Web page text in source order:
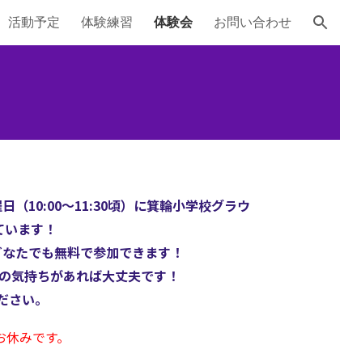
活動予定 体験練習 体験会 お問い合わせ
（10:00～11:30頃）に箕輪小学校グラウ
ます！
たでも無料で参加できます！
気持ちがあれば大丈夫です！
い。
みです。